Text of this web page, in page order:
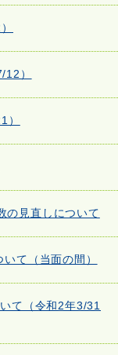
）
）
の見直しについて
て（当面の間）
て（令和2年3/31